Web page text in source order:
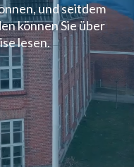
und seitdem
können Sie über
lesen.